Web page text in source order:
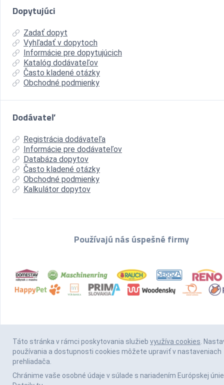
Dopytujúci
Zadať dopyt
Vyhľadať v dopytoch
Informácie pre dopytujúcich
Katalóg dodávateľov
Často kladené otázky
Obchodné podmienky
Dodávateľ
Registrácia dodávateľa
Informácie pre dodávateľov
Databáza dopytov
Často kladené otázky
Obchodné podmienky
Kalkulátor dopytov
Používajú nás úspešné firmy
Táto stránka v rámci poskytovania služieb využíva cookies.
používania a dostupnosti cookies môžete upraviť v nastaveniach
prehliadača.
Chránime vaše osobné údaje v súlade s nariadením Európskej únie